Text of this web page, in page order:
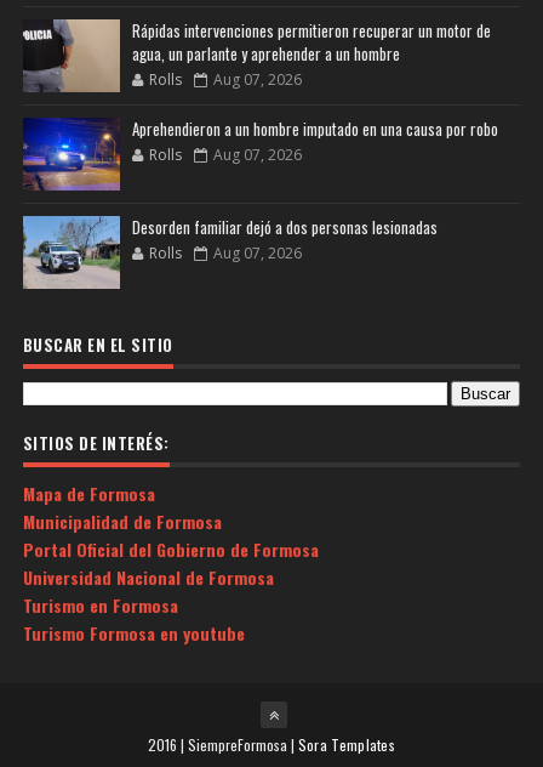
Rápidas intervenciones permitieron recuperar un motor de
agua, un parlante y aprehender a un hombre
Rolls Aug 07, 2026
Aprehendieron a un hombre imputado en una causa por robo
Rolls Aug 07, 2026
Desorden familiar dejó a dos personas lesionadas
Rolls Aug 07, 2026
BUSCAR EN EL SITIO
SITIOS DE INTERÉS:
Mapa de Formosa
Municipalidad de Formosa
Portal Oficial del Gobierno de Formosa
Universidad Nacional de Formosa
Turismo en Formosa
Turismo Formosa en youtube
2016 | SiempreFormosa | Sora Templates